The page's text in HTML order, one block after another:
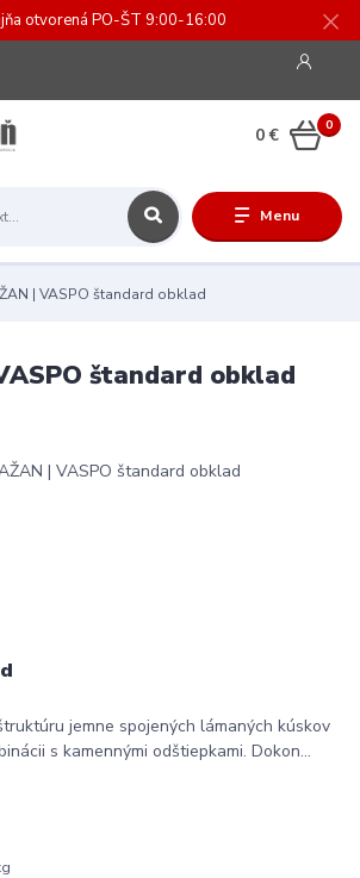
otvorená PO-ŠT 9:00-16:00
Menu
0
0 €
| VASPO štandard obklad
štandard obklad
jemne spojených lámaných kúskov
s kamennými odštiepkami. Dokon...